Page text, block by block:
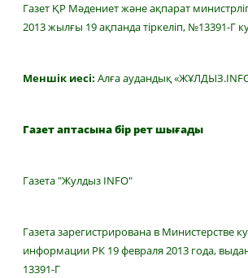
Газет ҚР Мәдениет және ақпарат
2013 жылғы 19 ақпанда тіркеліп, №13391-Г
Меншік иесі: Алға аудандық
Газет аптасына бір рет шығады
Газета "Жулдыз INFO"
Газета зарегистрирована в Министерстве
информации РК 19 февраля 2013 года,
13391-Г